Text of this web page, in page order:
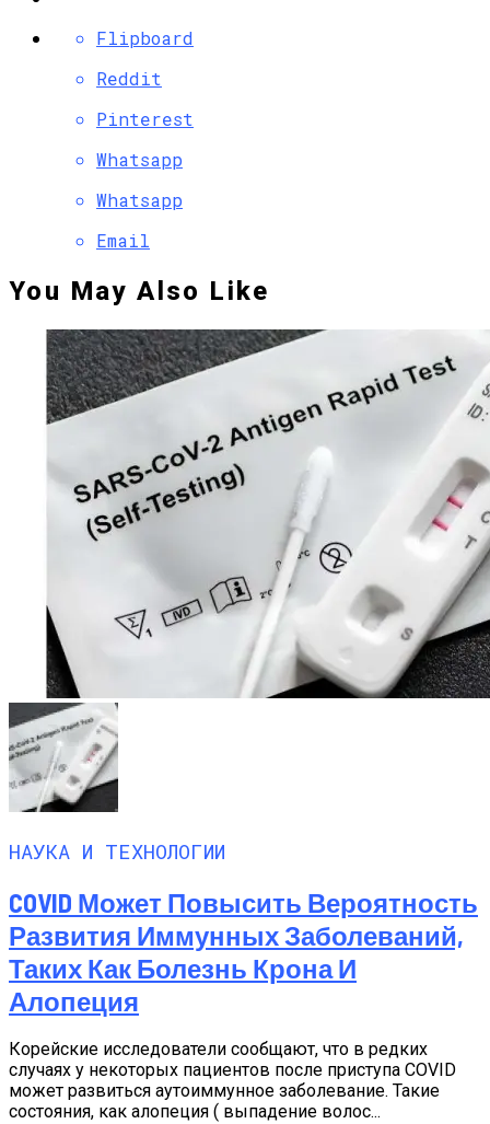
Flipboard
Reddit
Pinterest
Whatsapp
Whatsapp
Email
You May Also Like
НАУКА И ТЕХНОЛОГИИ
COVID Может Повысить Вероятность
Развития Иммунных Заболеваний,
Таких Как Болезнь Крона И
Алопеция
Корейские исследователи сообщают, что в редких
случаях у некоторых пациентов после приступа COVID
может развиться аутоиммунное заболевание. Такие
состояния, как алопеция ( выпадение волос...